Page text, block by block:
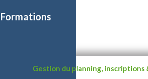
Formations
Gestion du planning, inscriptions